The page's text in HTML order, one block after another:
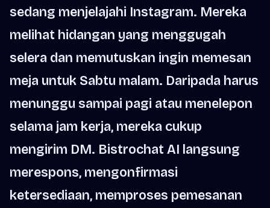
sedang menjelajahi Instagram. Mereka
melihat hidangan yang menggugah
selera dan memutuskan ingin memesan
meja untuk Sabtu malam. Daripada harus
menunggu sampai pagi atau menelepon
selama jam kerja, mereka cukup
mengirim DM. Bistrochat AI langsung
merespons, mengonfirmasi
ketersediaan, memproses pemesanan